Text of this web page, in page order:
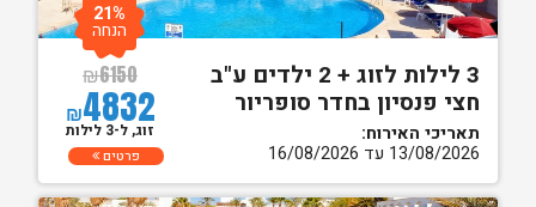
3 לילות לזוג + 2 ילדים ע"ב
חצי פנסיון בחדר סופריור
תאריכי האירוח:
13/08/2026 עד 16/08/2026
₪6150
₪4832
21%
הנחה
זוג, ל-3 לילות
פרטים